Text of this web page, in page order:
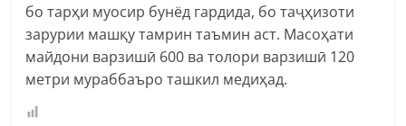
бо тарҳи муосир бунёд гардида, бо таҷҳизоти
зарурии машқу тамрин таъмин аст. Масоҳати
майдони варзишӣ 600 ва толори варзишӣ 120
метри мураббаъро ташкил медиҳад.